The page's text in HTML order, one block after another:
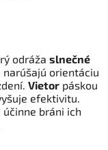
odráža slnečné
narúšajú orientáciu
Vietor páskou
efektivitu.
účinne bráni ich